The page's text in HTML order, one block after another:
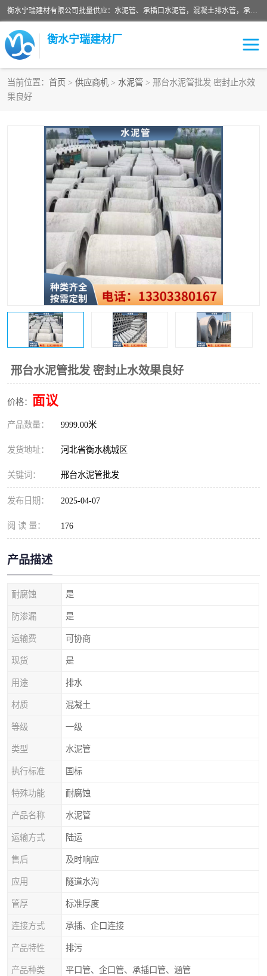
衡水宁瑞建材有限公司批量供应：水泥管、承插口水泥管，混凝土排水管，承插口水泥管，企口水泥管，钢承口水泥管，顶管，平口水泥管，水泥检查井，混凝土检查井，预制混凝土检查井，矩形检查井，圆形检查井等产品。
衡水宁瑞建材厂
当前位置： 首页 > 供应商机 > 水泥管 > 邢台水泥管批发 密封止水效
果良好
邢台水泥管批发 密封止水效果良好
价格： 面议
产品数量： 9999.00米
发货地址： 河北省衡水桃城区
关键词： 邢台水泥管批发
发布日期： 2025-04-07
阅 读 量： 176
产品描述
耐腐蚀 是
防渗漏 是
运输费 可协商
现货 是
用途 排水
材质 混凝土
等级 一级
类型 水泥管
执行标准 国标
特殊功能 耐腐蚀
产品名称 水泥管
运输方式 陆运
售后 及时响应
应用 隧道水沟
管厚 标准厚度
连接方式 承插、企口连接
产品特性 排污
产品种类 平口管、企口管、承插口管、涵管
检查井
水泥检查井 水泥管
圆形检查井 矩形检查井
混凝土检查井 预制混凝土检查井
企口水泥管 钢承口水泥管